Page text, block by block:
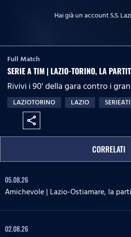
Hai già un account S.S.
Full Match
SERIE A TIM | LAZIO-TORINO, LA
Rivivi i 90' della gara contro i
LAZIOTORINO LAZIO
share
CORRELATI
05.08.26
Amichevole | Lazio-Ostiamare, la
02.08.26